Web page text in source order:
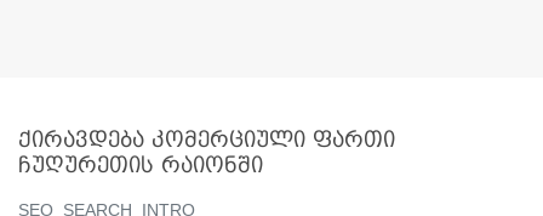
ქირავდება კომერციული ფართი
ჩუღურეთის რაიონში
SEO_SEARCH_INTRO